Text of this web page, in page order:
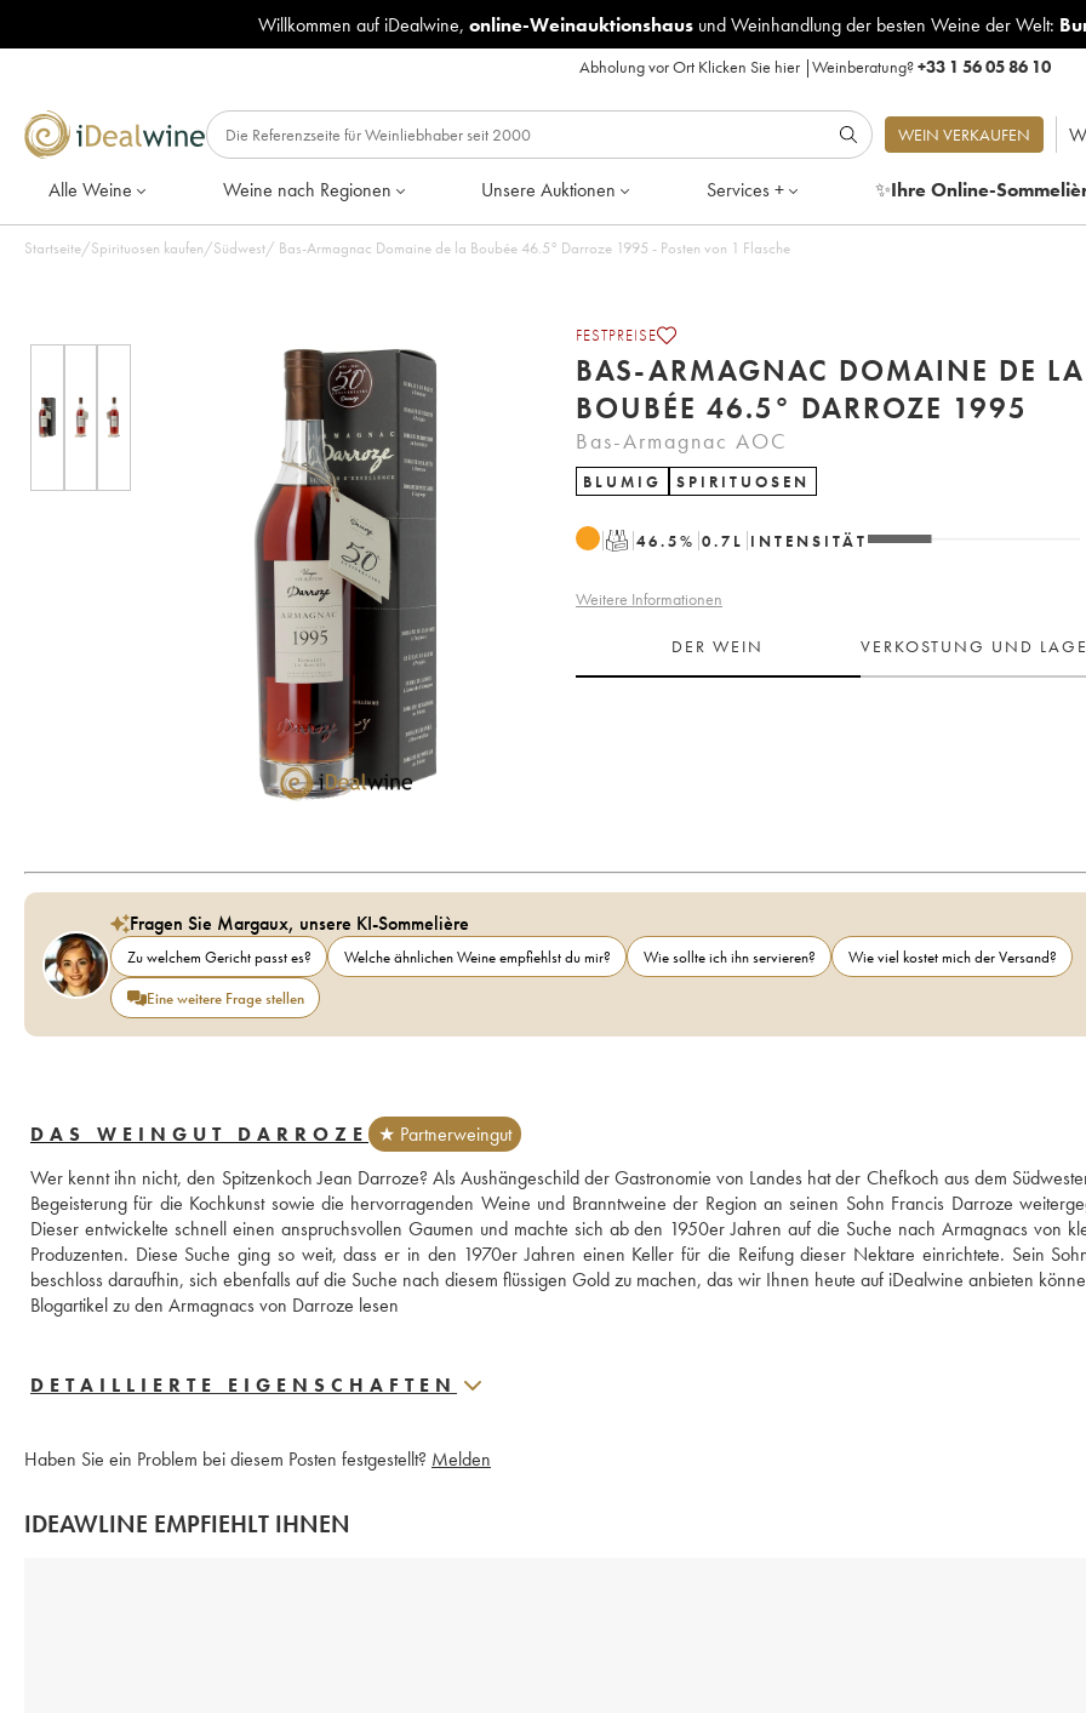
Willkommen auf iDealwine, online-Weinauktionshausund Weinhandlung der besten Weine der Welt:
Abholung vor Ort Klicken Sie hier|Weinberatung?+33 1 56 05 86 10
WEIN VERKAUFEN
Alle Weine Weine nach Regionen Unsere Auktionen Services + ✨Ihre Online-
Startseite/Spirituosen kaufen/Südwest/ Bas-Armagnac Domaine de la Boubée 46.5° Darroze 1995 - Posten von 1 Flasche
FESTPREISE
BAS-ARMAGNAC DOMAINE DE LA
BOUBÉE 46.5° DARROZE 1995
Bas-Armagnac AOC
BLUMIG SPIRITUOSEN
T 46.5% 0.7 L INTENSITÄT
Weitere Informationen
DER WEIN VERKOSTUNG UND
Fragen Sie Margaux, unsere KI-Sommelière
Zu welchem Gericht passt es? Welche ähnlichen Weine empfiehlst du mir? Wie sollte ich ihn servieren?
Wie viel kostet mich der Versand?
Eine weitere Frage stellen
DAS WEINGUT DARROZE
★ Partnerweingut
Wer kennt ihn nicht, den Spitzenkoch Jean Darroze? Als Aushängeschild der Gastronomie von Landes hat der Chefkoch aus dem
Begeisterung für die Kochkunst sowie die hervorragenden Weine und Branntweine der Region an seinen Sohn Francis Darroze
Dieser entwickelte schnell einen anspruchsvollen Gaumen und machte sich ab den 1950er Jahren auf die Suche nach Armagnacs von
Produzenten. Diese Suche ging so weit, dass er in den 1970er Jahren einen Keller für die Reifung dieser Nektare einrichtete. Sein
beschloss daraufhin, sich ebenfalls auf die Suche nach diesem flüssigen Gold zu machen, das wir Ihnen heute auf iDealwine anbieten
Blogartikel zu den Armagnacs von Darroze lesen
DETAILLIERTE EIGENSCHAFTEN
Haben Sie ein Problem bei diesem Posten festgestellt? Melden
IDEAWLINE EMPFIEHLT IHNEN